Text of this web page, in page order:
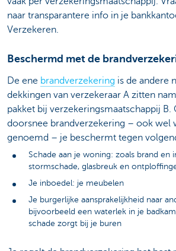
naar transparantere info in je
Verzekeren.
Beschermd met de
De ene brandverzekering is de andere
dekkingen van verzekeraar A zitten
pakket bij verzekeringsmaatschappij B.
doorsnee brandverzekering – ook wel
genoemd – je beschermt tegen
Schade aan je woning: zoals brand en
stormschade, glasbreuk en
Je inboedel: je meubelen
Je burgerlijke aansprakelijkheid naar
bijvoorbeeld een waterlek in je
schade zorgt bij je buren